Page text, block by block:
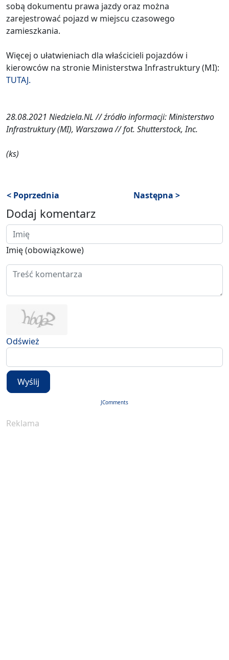
sobą dokumentu prawa jazdy oraz można
zarejestrować pojazd w miejscu czasowego
zamieszkania.
Więcej o ułatwieniach dla właścicieli pojazdów i
kierowców na stronie Ministerstwa Infrastruktury (MI):
TUTAJ.
28.08.2021 Niedziela.NL // źródło informacji: Ministerstwo
Infrastruktury (MI), Warszawa // fot. Shutterstock, Inc.
(ks)
< Poprzednia Następna >
Dodaj komentarz
Imię (obowiązkowe)
Odśwież
Wyślij
JComments
Reklama